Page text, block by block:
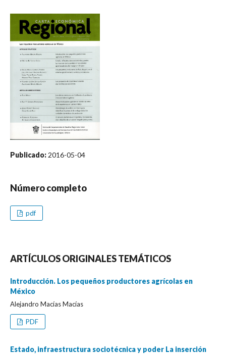
Publicado: 2016-05-04
Número completo
pdf
ARTÍCULOS ORIGINALES TEMÁTICOS
Introducción. Los pequeños productores agrícolas en
México
Alejandro Macías Macías
PDF
Estado, infraestructura sociotécnica y poder La inserción